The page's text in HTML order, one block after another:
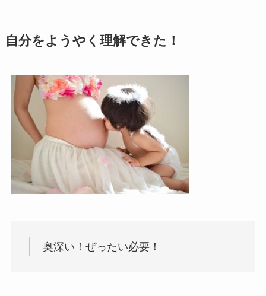
自分をようやく理解できた！
奥深い！ぜったい必要！